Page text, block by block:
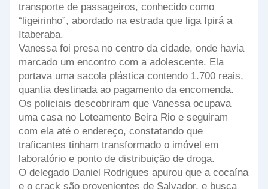
transporte de passageiros, conhecido como
“ligeirinho”, abordado na estrada que liga Ipirá a
Itaberaba.
Vanessa foi presa no centro da cidade, onde havia
marcado um encontro com a adolescente. Ela
portava uma sacola plástica contendo 1.700 reais,
quantia destinada ao pagamento da encomenda.
Os policiais descobriram que Vanessa ocupava
uma casa no Loteamento Beira Rio e seguiram
com ela até o endereço, constatando que
traficantes tinham transformado o imóvel em
laboratório e ponto de distribuição de droga.
O delegado Daniel Rodrigues apurou que a cocaína
e o crack são provenientes de Salvador, e busca